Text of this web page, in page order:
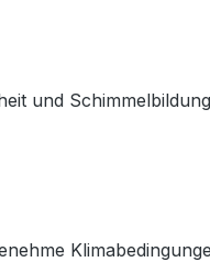
und